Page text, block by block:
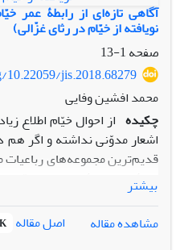
آگاهی تازه‌ای از رابطۀ عمر
نویافته از خیّام در رثای غزّالی)
صفحه1-13
jis.2018.68279
محمد افشین وفایی
چکیده از احوال خیّام اطلاع
اشعار مدوّنی نداشته و اگر
قدیم‌ترین مجموعه‌های
نیمۀ دوم سدۀ نهم هجری
از رباعیاتی که قطعاً و یقیناً از
را به مرور ایّام در لابه‌لای متون
پژوهشگران تا حدّ ممکن
بیشتر
مشاهده مقاله
اصل مقاله